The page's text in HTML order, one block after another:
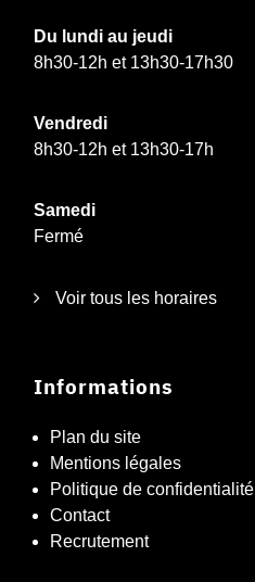
Du lundi au jeudi
8h30-12h et 13h30-17h30
Vendredi
8h30-12h et 13h30-17h
Samedi
Fermé
Voir tous les horaires
Informations
Plan du site
Mentions légales
Politique de confidentialité
Contact
Recrutement